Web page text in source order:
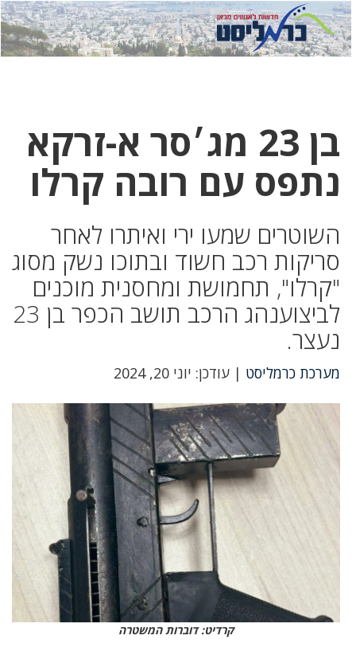
לחץ
כאן
לחץ
כדי
בן 23 מג׳סר א-זרקא
נתפס עם רובה קרלו
השוטרים שמעו ירי ואיתרו לאחר
סריקות רכב חשוד ובתוכו נשק מסוג
"קרלו", תחמושת ומחסנית מוכנים
לביצוענהג הרכב תושב הכפר בן 23
נעצר.
מערכת כרמליסט | עודכן: יוני 20, 2024
קרדיט: דוברות המשטרה